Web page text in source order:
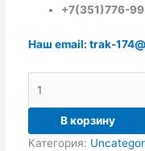
+7(351)776-
Наш email: trak-
В корзину
Категория: